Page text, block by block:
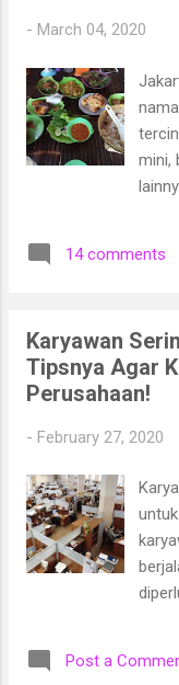
- March 04, 2020
mini,
14 comments
Karyawan
Tipsnya Agar
Perusahaan!
- February 27, 2020
Post a